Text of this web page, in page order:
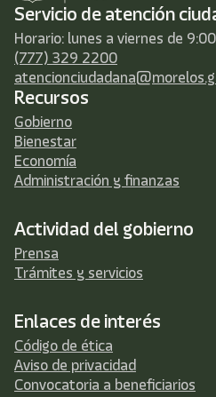
Servicio de atención
Horario: lunes a viernes de
(777) 329 2200
Recursos
Gobierno
Bienestar
Economía
Administración y finanzas
Actividad del gobierno
Prensa
Trámites y servicios
Enlaces de interés
Código de ética
Aviso de privacidad
Convocatoria a beneficiarios